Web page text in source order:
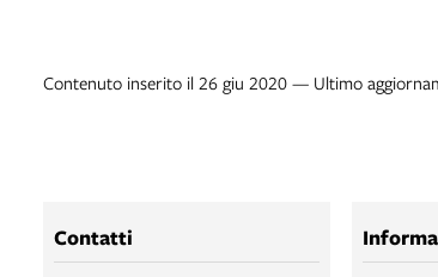
Contenuto inserito il 26 giu 2020 — Ultimo
Contatti